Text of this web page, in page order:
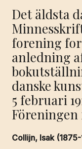
Det äldsta
forening
anledning
danske
5 februari
Collijn, Isak